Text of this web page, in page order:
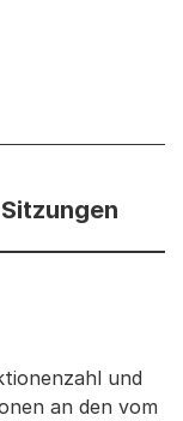
Informationen
und
an den vom